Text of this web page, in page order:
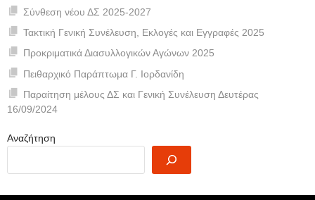
Σύνθεση νέου ΔΣ 2025-2027
Τακτική Γενική Συνέλευση, Εκλογές και Εγγραφές 2025
Προκριματικά Διασυλλογικών Αγώνων 2025
Πειθαρχικό Παράπτωμα Γ. Ιορδανίδη
Παραίτηση μέλους ΔΣ και Γενική Συνέλευση Δευτέρας
16/09/2024
Αναζήτηση